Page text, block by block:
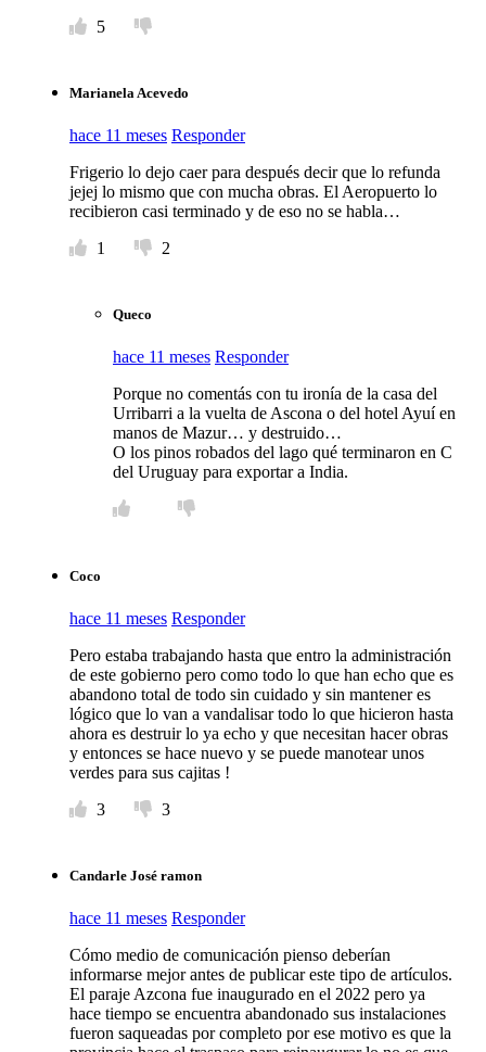
5
Marianela Acevedo
hace 11 meses Responder
Frigerio lo dejo caer para después decir que lo refunda
jejej lo mismo que con mucha obras. El Aeropuerto lo
recibieron casi terminado y de eso no se habla…
1
2
Queco
hace 11 meses Responder
Porque no comentás con tu ironía de la casa del
Urribarri a la vuelta de Ascona o del hotel Ayuí en
manos de Mazur… y destruido…
O los pinos robados del lago qué terminaron en C
del Uruguay para exportar a India.
Coco
hace 11 meses Responder
Pero estaba trabajando hasta que entro la administración
de este gobierno pero como todo lo que han echo que es
abandono total de todo sin cuidado y sin mantener es
lógico que lo van a vandalisar todo lo que hicieron hasta
ahora es destruir lo ya echo y que necesitan hacer obras
y entonces se hace nuevo y se puede manotear unos
verdes para sus cajitas !
3
3
Candarle José ramon
hace 11 meses Responder
Cómo medio de comunicación pienso deberían
informarse mejor antes de publicar este tipo de artículos.
El paraje Azcona fue inaugurado en el 2022 pero ya
hace tiempo se encuentra abandonado sus instalaciones
fueron saqueadas por completo por ese motivo es que la